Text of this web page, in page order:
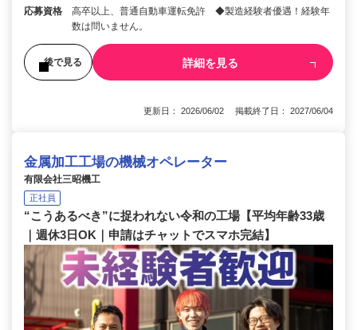
応募資格
高卒以上、普通自動車運転免許 ◆製造経験者優遇！経験年
数は問いません。
後で見る 詳細を見る
更新日： 2026/06/02 掲載終了日： 2027/06/04
金属加工工場の機械オペレーター
有限会社三昭機工
正社員
“こうあるべき”に捉われない令和の工場【平均年齢33歳
｜週休3日OK｜申請はチャットでスマホ完結】